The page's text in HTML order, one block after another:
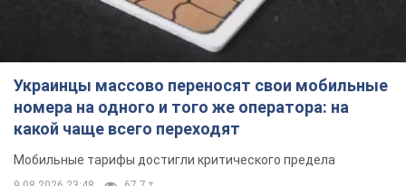
67,7 т.
Украинцев планируют отселять из
квартир: "слуга народа" рассказала,
кто будет принимать решение о
сносе домов
Зачем жилища украинцев хотят сносить
9.08.2026 23:18 60,4 т.